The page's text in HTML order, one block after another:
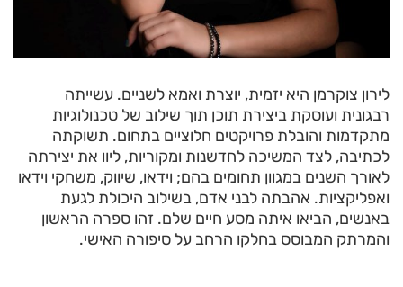
לירון צוקרמן היא יזמית, יוצרת ואמא לשניים. עשייתה
רבגונית ועוסקת ביצירת תוכן תוך שילוב של טכנולוגיות
מתקדמות והובלת פרויקטים חלוציים בתחום. תשוקתה
לכתיבה, לצד המשיכה לחדשנות ומקוריות, ליוו את יצירתה
לאורך השנים במגוון תחומים בהם; וידאו, שיווק, משחקי וידאו
ואפליקציות. אהבתה לבני אדם, בשילוב היכולת לגעת
באנשים, הביאו איתה מסע חיים שלם. זהו ספרה הראשון
והמרתק המבוסס בחלקו הרחב על סיפורה האישי.